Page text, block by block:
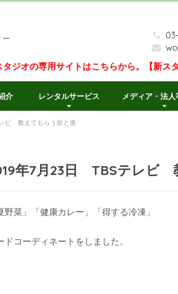
ー
ジオの専用サイトはこちらから。【新ス
介 レンタルサービス メディア・法
ビ 教えてもらう前と後
年7月23日 TBSテレビ
野菜」「健康カレー」「得する冷凍」
ドコーディネートをしました。